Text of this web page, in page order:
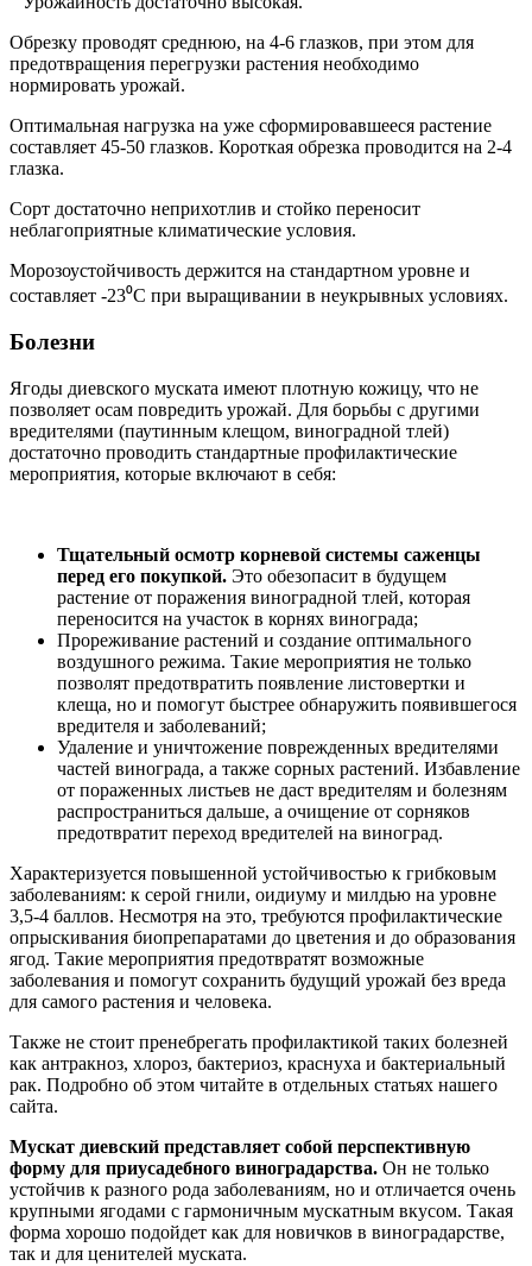
Обрезку проводят среднюю, на 4-6 глазков, при этом для
предотвращения перегрузки растения необходимо
нормировать урожай.
Оптимальная нагрузка на уже сформировавшееся растение
составляет 45-50 глазков. Короткая обрезка проводится на 2-4
глазка.
Сорт достаточно неприхотлив и стойко переносит
неблагоприятные климатические условия.
Морозоустойчивость держится на стандартном уровне и
составляет -23⁰С при выращивании в неукрывных условиях.
Болезни
Ягоды диевского муската имеют плотную кожицу, что не
позволяет осам повредить урожай. Для борьбы с другими
вредителями (паутинным клещом, виноградной тлей)
достаточно проводить стандартные профилактические
мероприятия, которые включают в себя:
Тщательный осмотр корневой системы саженцы
перед его покупкой. Это обезопасит в будущем
растение от поражения виноградной тлей, которая
переносится на участок в корнях винограда;
Прореживание растений и создание оптимального
воздушного режима. Такие мероприятия не только
позволят предотвратить появление листовертки и
клеща, но и помогут быстрее обнаружить появившегося
вредителя и заболеваний;
Удаление и уничтожение поврежденных вредителями
частей винограда, а также сорных растений. Избавление
от пораженных листьев не даст вредителям и болезням
распространиться дальше, а очищение от сорняков
предотвратит переход вредителей на виноград.
Характеризуется повышенной устойчивостью к грибковым
заболеваниям: к серой гнили, оидиуму и милдью на уровне
3,5-4 баллов. Несмотря на это, требуются профилактические
опрыскивания биопрепаратами до цветения и до образования
ягод. Такие мероприятия предотвратят возможные
заболевания и помогут сохранить будущий урожай без вреда
для самого растения и человека.
Также не стоит пренебрегать профилактикой таких болезней
как антракноз, хлороз, бактериоз, краснуха и бактериальный
рак. Подробно об этом читайте в отдельных статьях нашего
сайта.
Мускат диевский представляет собой перспективную
форму для приусадебного виноградарства. Он не только
устойчив к разного рода заболеваниям, но и отличается очень
крупными ягодами с гармоничным мускатным вкусом. Такая
форма хорошо подойдет как для новичков в виноградарстве,
так и для ценителей муската.